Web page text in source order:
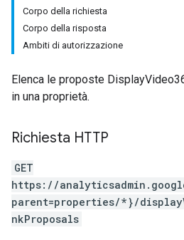
Corpo della richiesta
Corpo della risposta
Ambiti di autorizzazione
Elenca le proposte
in una proprietà.
Richiesta HTTP
GET
https://
parent=properties/*}/
nkProposals